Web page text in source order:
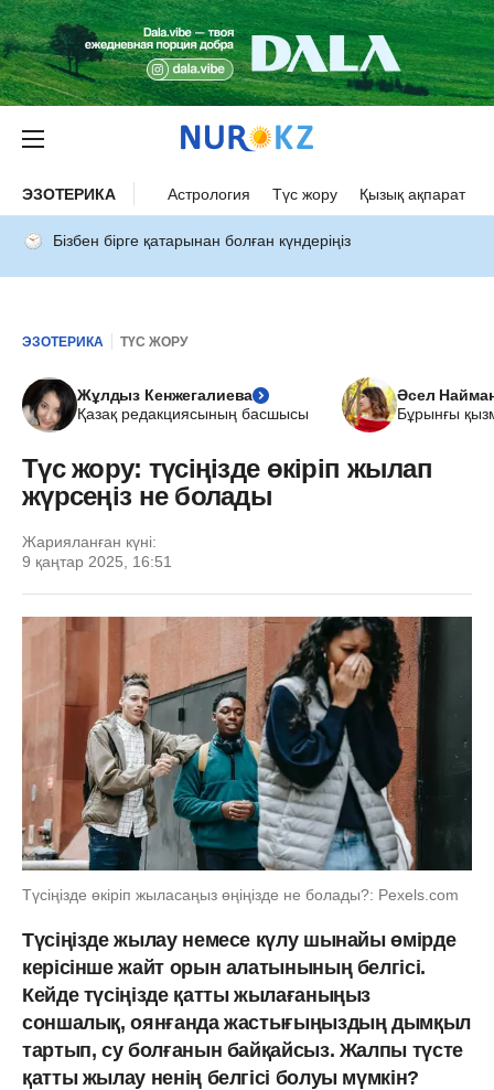
ЭЗОТЕРИКА Астрология Түс жору Қызық ақпарат
Бізбен бірге қатарынан болған күндеріңіз
ЭЗОТЕРИКА ТҮС ЖОРУ
Жұлдыз Кенжегалиева
Қазақ редакциясының басшысы
Әсел
Бұрынғы
Түс жору: түсіңізде өкіріп жылап
жүрсеңіз не болады
Жарияланған күні:
9 қаңтар 2025, 16:51
Түсіңізде өкіріп жыласаңыз өңіңізде не болады?: Pexels.com
Түсіңізде жылау немесе күлу шынайы өмірде
керісінше жайт орын алатынының белгісі.
Кейде түсіңізде қатты жылағаныңыз
соншалық, оянғанда жастығыңыздың дымқыл
тартып, су болғанын байқайсыз. Жалпы түсте
қатты жылау ненің белгісі болуы мүмкін?